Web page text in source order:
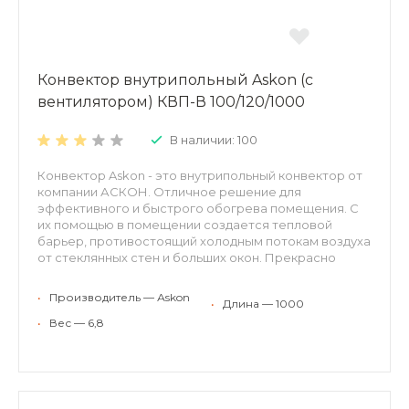
Конвектор внутрипольный Askon (с
вентилятором) КВП-В 100/120/1000
В наличии: 100
Конвектор Askon - это внутрипольный конвектор от
компании АСКОН. Отличное решение для
эффективного и быстрого обогрева помещения. С
их помощью в помещении создается тепловой
барьер, противостоящий холодным потокам воздуха
от стеклянных стен и больших окон. Прекрасно
применяться для холодного кондиционирования.
Конвекторы АСКОН рекомендуются для отопления
•
Производитель — Аskon
•
Вес — 6,8
• Длина — 1000